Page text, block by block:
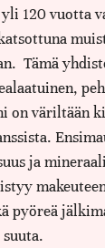
120 vuotta
Tämä
on väriltään
ja
pyöreä
suuta.